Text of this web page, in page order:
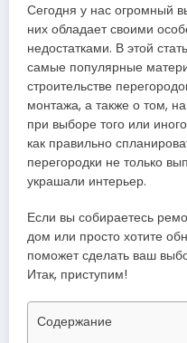
Сегодня у нас огромный
них обладает своими
недостатками. В этой
самые популярные
строительстве
монтажа, а также о том,
при выборе того или
как правильно
перегородки не только
украшали интерьер.
Если вы собираетесь
дом или просто хотите
поможет сделать ваш
Итак, приступим!
Содержание